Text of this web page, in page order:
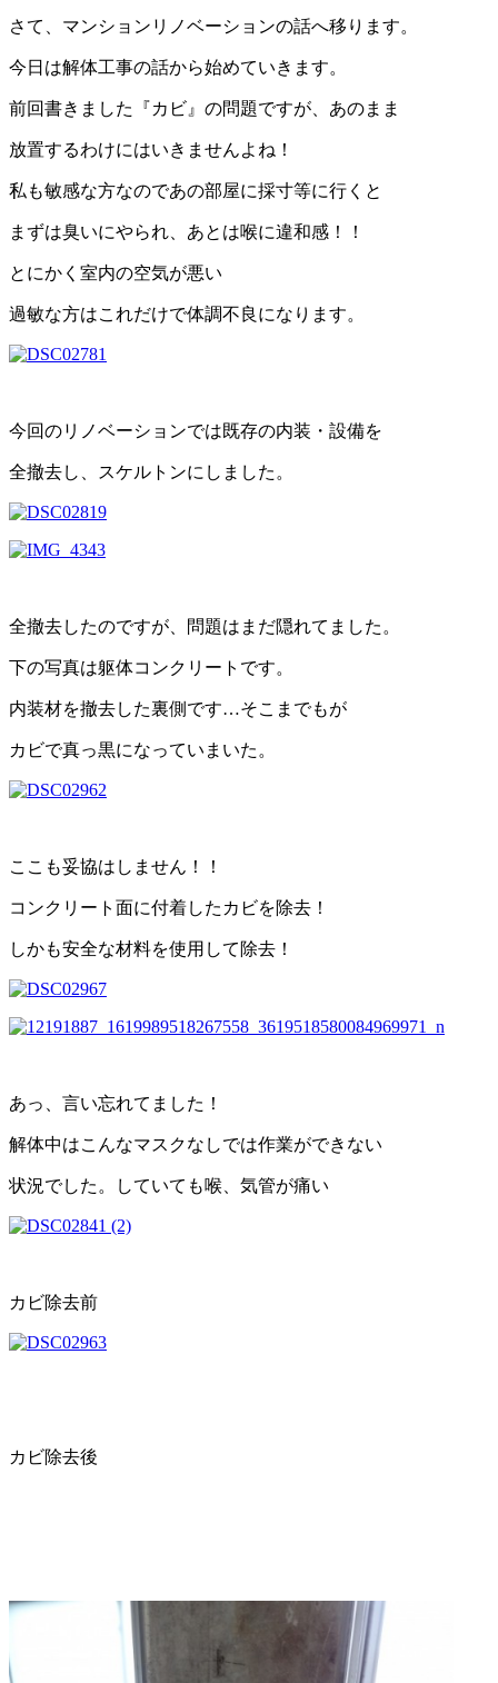
さて、マンションリノベーションの話へ移ります。
今日は解体工事の話から始めていきます。
前回書きました『カビ』の問題ですが、あのまま
放置するわけにはいきませんよね！
私も敏感な方なのであの部屋に採寸等に行くと
まずは臭いにやられ、あとは喉に違和感！！
とにかく室内の空気が悪い
過敏な方はこれだけで体調不良になります。
今回のリノベーションでは既存の内装・設備を
全撤去し、スケルトンにしました。
全撤去したのですが、問題はまだ隠れてました。
下の写真は躯体コンクリートです。
内装材を撤去した裏側です…そこまでもが
カビで真っ黒になっていまいた。
ここも妥協はしません！！
コンクリート面に付着したカビを除去！
しかも安全な材料を使用して除去！
あっ、言い忘れてました！
解体中はこんなマスクなしでは作業ができない
状況でした。していても喉、気管が痛い
カビ除去前
カビ除去後